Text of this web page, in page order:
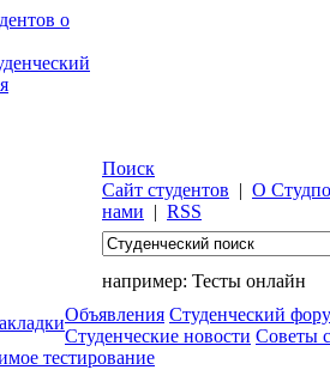
Поиск
Сайт студентов | О
нами | RSS
например: Тесты онлайн
Объявления Студенческий
Студенческие новости Советы
тестирование